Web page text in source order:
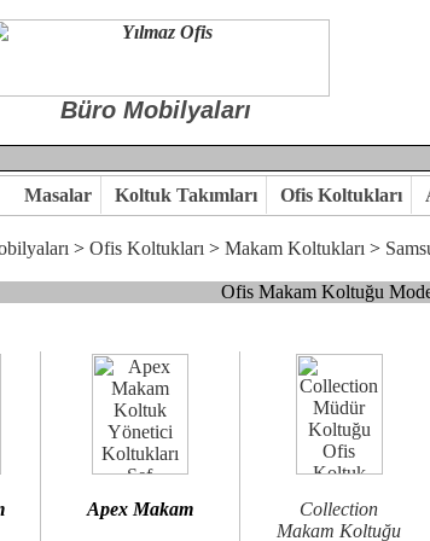
Büro Mobilyaları
kaliteye önem veriyorsanız,makam koltuk
goldsit ve modern makam koltukları hayal ettiğiniz
birlikte karar verelim.
Büro Mobilya
Masalar Koltuk Takımları Ofis Koltukları
> Ofis Koltukları > Makam Koltukları >
Ofis Makam Koltuğu
Apex Makam
Collection
Makam Koltuğu